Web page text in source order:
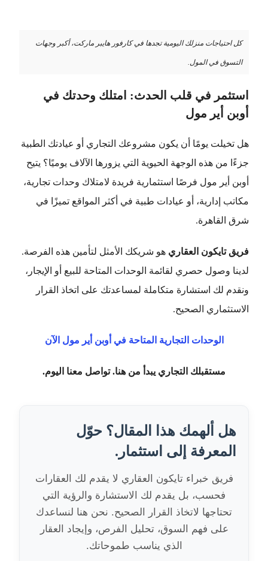
كل احتياجات منزلك اليومية تجدها في كارفور هايبر ماركت، أكبر وجهات
التسوق في المول.
استثمر في قلب الحدث: امتلك وحدتك في
أوبن أير مول
هل تخيلت يومًا أن يكون مشروعك التجاري أو عيادتك الطبية
جزءًا من هذه الوجهة الحيوية التي يزورها الآلاف يوميًا؟ يتيح
أوبن أير مول فرصًا استثمارية فريدة لامتلاك وحدات تجارية،
مكاتب إدارية، أو عيادات طبية في أكثر المواقع تميزًا في
شرق القاهرة.
فريق تايكون العقاري هو شريكك الأمثل لتأمين هذه الفرصة.
لدينا وصول حصري لقائمة الوحدات المتاحة للبيع أو الإيجار،
ونقدم لك استشارة متكاملة لمساعدتك على اتخاذ القرار
الاستثماري الصحيح.
الوحدات التجارية المتاحة في أوبن أير مول الآن
مستقبلك التجاري يبدأ من هنا. تواصل معنا اليوم.
هل ألهمك هذا المقال؟ حوّل
المعرفة إلى استثمار.
فريق خبراء تايكون العقاري لا يقدم لك العقارات
فحسب، بل يقدم لك الاستشارة والرؤية التي
تحتاجها لاتخاذ القرار الصحيح. نحن هنا لنساعدك
على فهم السوق، تحليل الفرص، وإيجاد العقار
الذي يناسب طموحاتك.